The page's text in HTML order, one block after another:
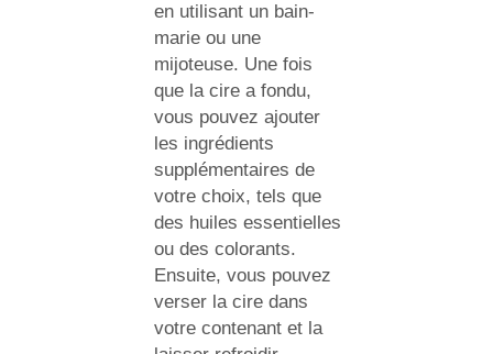
en utilisant un bain-
marie ou une
mijoteuse. Une fois
que la cire a fondu,
vous pouvez ajouter
les ingrédients
supplémentaires de
votre choix, tels que
des huiles essentielles
ou des colorants.
Ensuite, vous pouvez
verser la cire dans
votre contenant et la